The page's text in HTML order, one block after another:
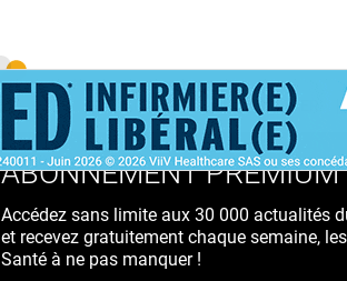
ACCUEIL NEWSLETTER
ABONNEMENT PREMIUM
Accédez sans limite aux 30 000 actualités
et recevez gratuitement chaque semaine,
Santé à ne pas manquer !